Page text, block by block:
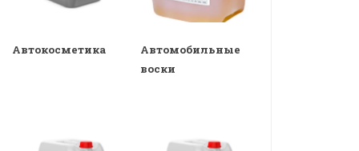
Автокосметика
Автомобильные
воски